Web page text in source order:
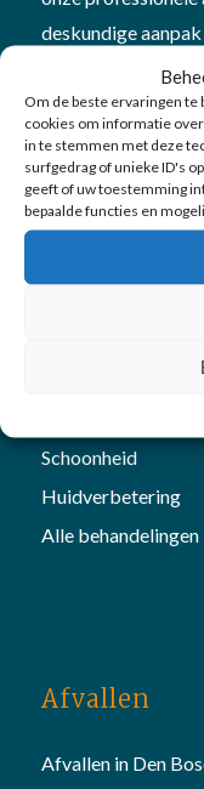
Om de beste ervaringen
cookies om informatie over
in te stemmen met deze
surfgedrag of unieke ID's
geeft of uw toestemming
bepaalde functies en
deskundige
om beter in hun
eenvitamine- en
hoe je in
balans
Schoonheid
Huidverbetering
Alle behandelingen
Afvallen
Afvallen in Den